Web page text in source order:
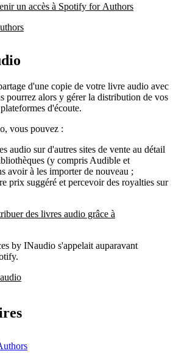
un accès à Spotify for Authors
d'une copie de votre livre audio avec
pourrez alors y gérer la distribution de vos
d'écoute.
vous pouvez :
audio sur d'autres sites de vente au détail
(y compris Audible et
avoir à les importer de nouveau ;
prix suggéré et percevoir des royalties sur
des livres audio grâce à
by INaudio s'appelait auparavant